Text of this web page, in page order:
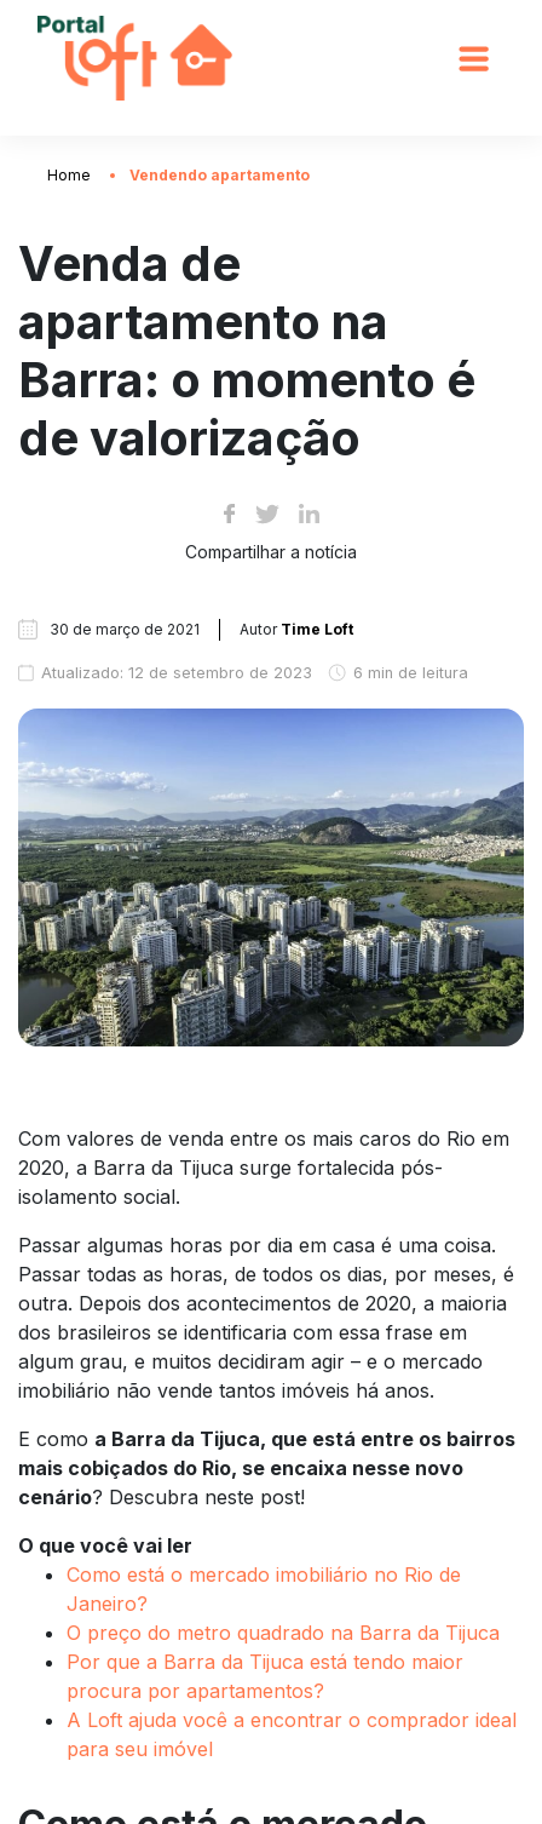
Home Vendendo apartamento
Venda de
apartamento na
Barra: o momento é
de valorização
Compartilhar a notícia
30 de março de 2021 Autor Time Loft
Atualizado: 12 de setembro de 2023 6 min de leitura
Com valores de venda entre os mais caros do Rio em
2020, a Barra da Tijuca surge fortalecida pós-
isolamento social.
Passar algumas horas por dia em casa é uma coisa.
Passar todas as horas, de todos os dias, por meses, é
outra. Depois dos acontecimentos de 2020, a maioria
dos brasileiros se identificaria com essa frase em
algum grau, e muitos decidiram agir – e o mercado
imobiliário não vende tantos imóveis há anos.
E como a Barra da Tijuca, que está entre os bairros
mais cobiçados do Rio, se encaixa nesse novo
cenário? Descubra neste post!
O que você vai ler
Como está o mercado imobiliário no Rio de
Janeiro?
O preço do metro quadrado na Barra da Tijuca
Por que a Barra da Tijuca está tendo maior
procura por apartamentos?
A Loft ajuda você a encontrar o comprador ideal
para seu imóvel